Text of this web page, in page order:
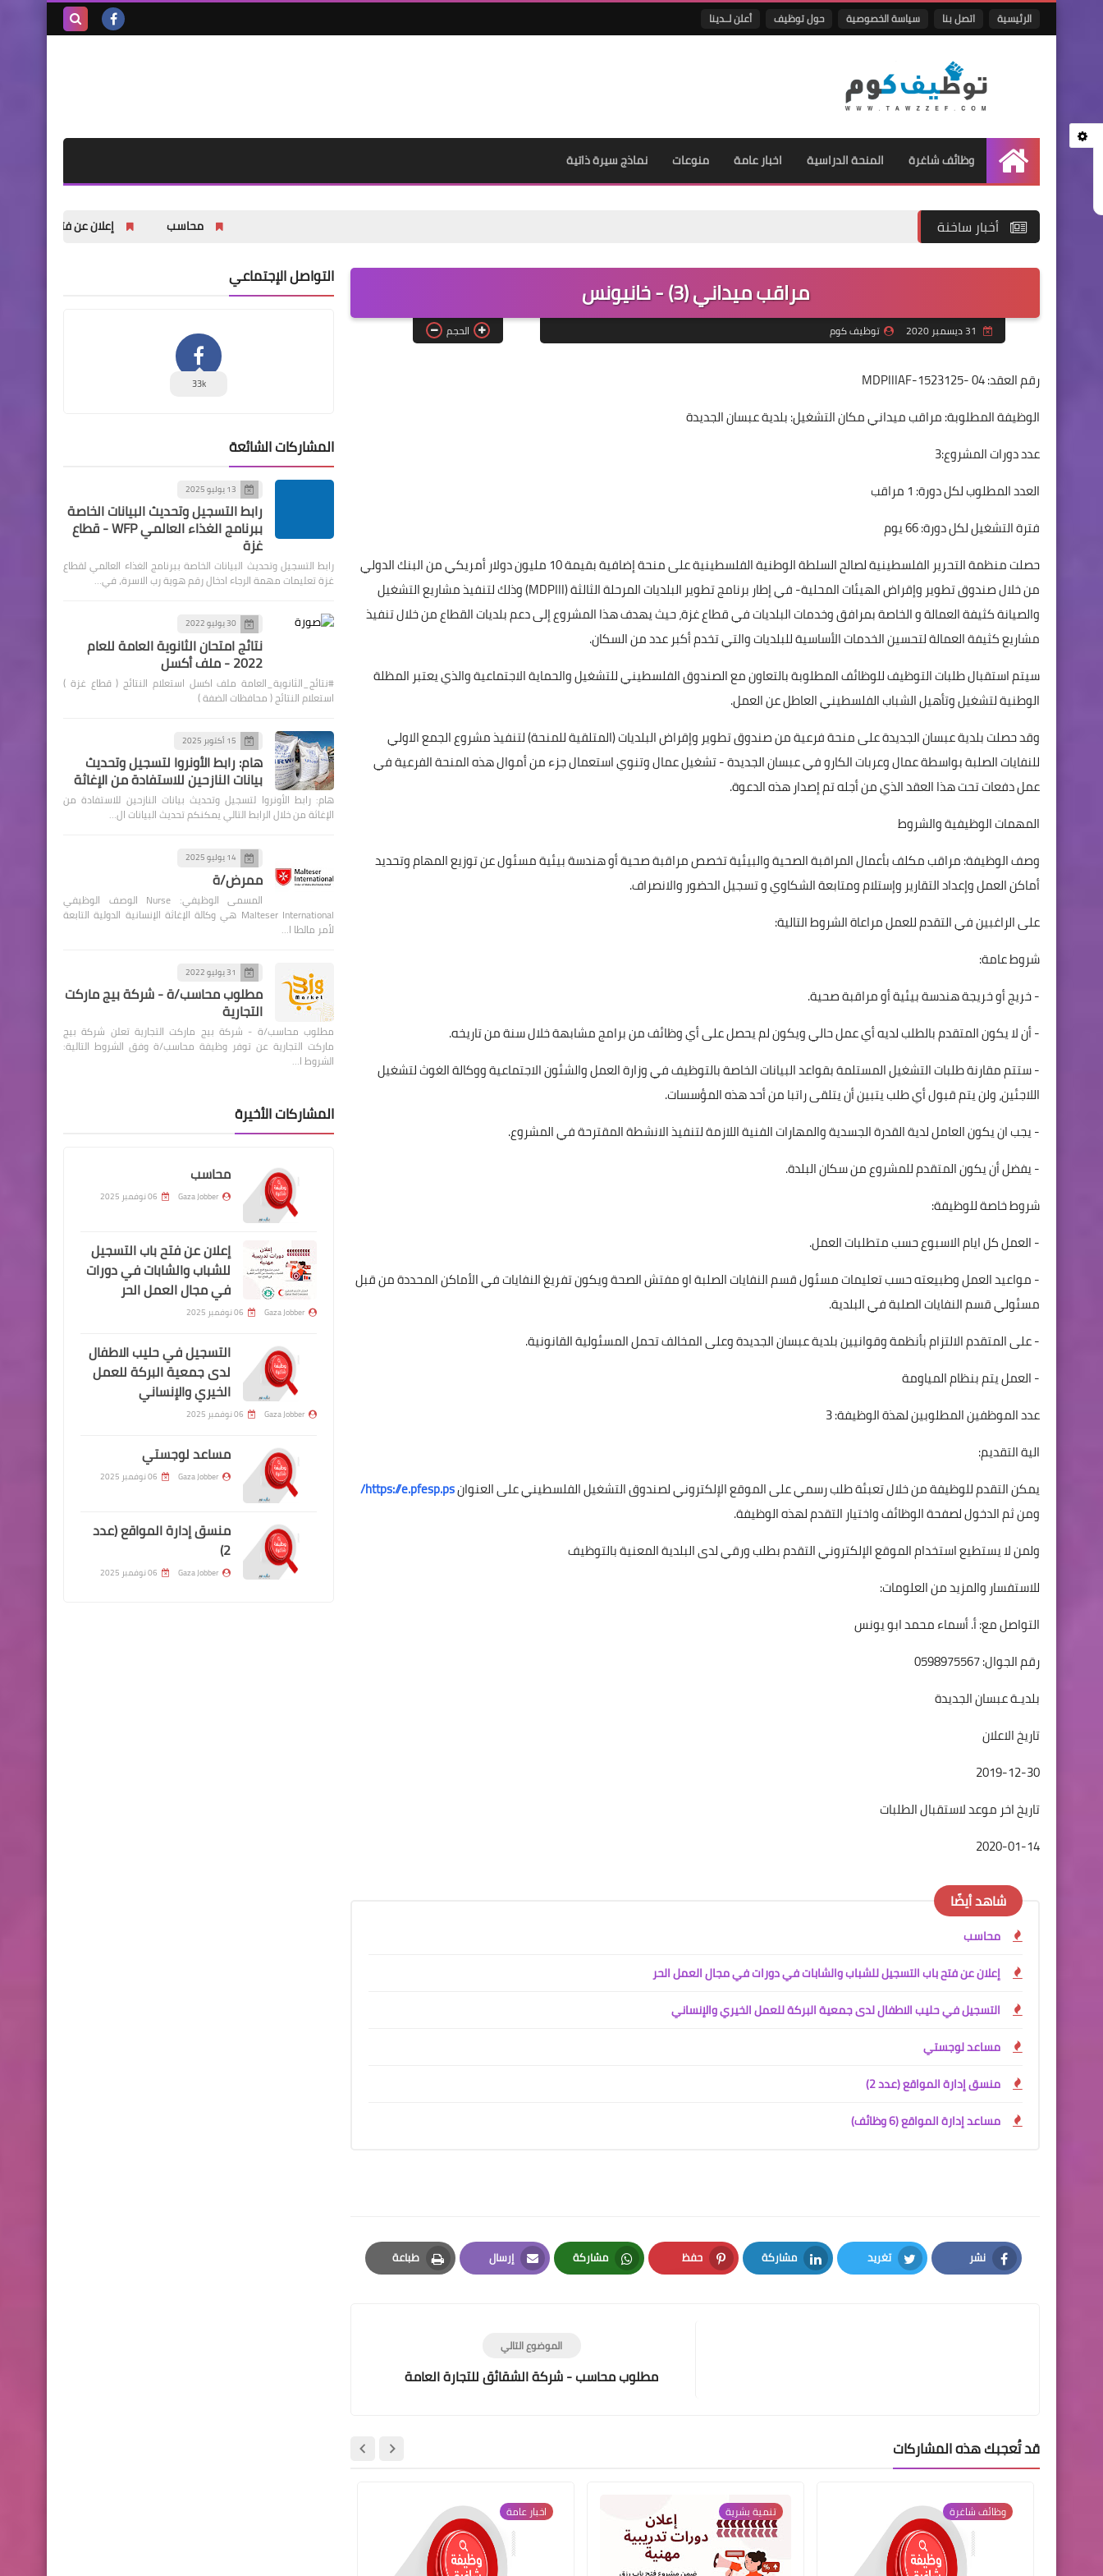
الرئيسية اتصل بنا سياسة الخصوصية حول توظيف أعلن لــدينا
الرئيسية
وظائف شاغرة المنحة الدراسية اخبار عامة منوعات نماذج سيرة ذاتية
أخبار ساخنة إعلان عن فتح باب التسجيل للشباب
مراقب ميداني (3) - خانيونس
توظيف كوم الحجم
رقم العقد: MDPIIIAF-1523125- 04
الوظيفة المطلوبة: مراقب ميداني مكان التشغيل: بلدية عبسان الجديدة
عدد دورات المشروع:3
العدد المطلوب لكل دورة: 1 مراقب
فترة التشغيل لكل دورة: 66 يوم
حصلت منظمة التحرير الفلسطينية لصالح السلطة الوطنية الفلسطينية على منحة إضافية بقيمة 10 مليون دولار أمريكي من البنك الدولي
من خلال صندوق تطوير وإقراض الهيئات المحلية- في إطار برنامج تطوير البلديات المرحلة الثالثة (MDPIII) وذلك لتنفيذ مشاريع التشغيل
والصيانة كثيفة العمالة و الخاصة بمرافق وخدمات البلديات في قطاع غزة، حيث يهدف هذا المشروع إلى دعم بلديات القطاع من خلال تنفيذ
مشاريع كثيفة العمالة لتحسين الخدمات الأساسية للبلديات والتي تخدم أكبر عدد من السكان.
سيتم استقبال طلبات التوظيف للوظائف المطلوبة بالتعاون مع الصندوق الفلسطيني للتشغيل والحماية الاجتماعية والذي يعتبر المظلة
الوطنية لتشغيل وتأهيل الشباب الفلسطيني العاطل عن العمل.
وقد حصلت بلدية عبسان الجديدة على منحة فرعية من صندوق تطوير وإقراض البلديات (المتلقية للمنحة) لتنفيذ مشروع الجمع الاولي
للنفايات الصلبة بواسطة عمال وعربات الكارو في عبسان الجديدة - تشغيل عمال وتنوي استعمال جزء من أموال هذه المنحة الفرعية في
عمل دفعات تحت هذا العقد الذي من أجله تم إصدار هذه الدعوة.
المهمات الوظيفية والشروط
وصف الوظيفة: مراقب مكلف بأعمال المراقبة الصحية والبيئية تخصص مراقبة صحية أو هندسة بيئية مسئول عن توزيع المهام وتحديد
أماكن العمل وإعداد التقارير وإستلام ومتابعة الشكاوي و تسجيل الحضور والانصراف.
على الراغبين في التقدم للعمل مراعاة الشروط التالية:
شروط عامة:
- خريج أو خريجة هندسة بيئية أو مراقبة صحية.
- أن لا يكون المتقدم بالطلب لديه أي عمل حالي ويكون لم يحصل على أي وظائف من برامج مشابهة خلال سنة من تاريخه.
- ستتم مقارنة طلبات التشغيل المستلمة بقواعد البيانات الخاصة بالتوظيف في وزارة العمل والشئون الاجتماعية ووكالة الغوث لتشغيل
اللاجئين، ولن يتم قبول أي طلب يتبين أن يتلقى راتبا من أحد هذه المؤسسات.
- يجب ان يكون العامل لدية القدرة الجسدية والمهارات الفنية اللازمة لتنفيذ الانشطة المقترحة في المشروع.
- يفضل أن يكون المتقدم للمشروع من سكان البلدة.
شروط خاصة للوظيفة:
- العمل كل ايام الاسبوع حسب متطلبات العمل.
- مواعيد العمل وطبيعته حسب تعليمات مسئول قسم النفايات الصلبة او مفتش الصحة ويكون تفريغ النفايات في الأماكن المحددة من قبل
مسئولي قسم النفايات الصلبة في البلدية.
- على المتقدم الالتزام بأنظمة وقوانيين بلدية عبسان الجديدة وعلى المخالف تحمل المسئولية القانونية.
- العمل يتم بنظام المياومة
عدد الموظفين المطلوبين لهذة الوظيفة: 3
الية التقديم:
يمكن التقدم للوظيفة من خلال تعبئة طلب رسمي على الموقع الإلكتروني لصندوق التشغيل الفلسطيني على العنوانhttps://e.pfesp.ps/
ومن ثم الدخول لصفحة الوظائف واختيار التقدم لهذه الوظيفة.
ولمن لا يستطيع استخدام الموقع الإلكتروني التقدم بطلب ورقي لدى البلدية المعنية بالتوظيف
للاستفسار والمزيد من العلومات:
التواصل مع: أ. أسماء محمد ابو يونس
رقم الجوال: 0598975567
بلديـة عبسان الجديدة
تاريخ الاعلان
2019-12-30
تاريخ اخر موعد لاستقبال الطلبات
2020-01-14
شاهد أيضًا
محاسب
إعلان عن فتح باب التسجيل للشباب والشابات في دورات في مجال العمل الحر
التسجيل في حليب الاطفال لدى جمعية البركة للعمل الخيري والإنساني
مساعد لوجستي
منسق إدارة المواقع (عدد 2)
مساعد إدارة المواقع (6 وظائف)
نشر
Facebook
تغريد
Twitter
مشاركة
LinkedIn
حفظ
Pinterest
مشاركة
Whatsapp
إرسال
Email
طباعة
Print
الموضوع التالي
مطلوب محاسب - شركة الشقائق للتجارة العامة
قد تُعجبك هذه المشاركات
وظائف شاغرة تنمية بشرية اخبار عامة
التواصل الإجتماعي
33k
المشاركات الشائعة
13 يوليو 2025
رابط التسجيل وتحديث البيانات الخاصة
ببرنامج الغذاء العالمي WFP - قطاع
غزة
رابط التسجيل وتحديث البيانات الخاصة ببرنامج الغذاء العالمي لقطاع
غزة تعليمات مهمة الرجاء ادخال رقم هوية رب الاسرة، في…
30 يوليو 2022
نتائج امتحان الثانوية العامة للعام
2022 - ملف أكسل
#نتائج_الثانوية_العامة ملف اكسل استعلام النتائج ( قطاع غزة )
استعلام النتائج ( محافظات الضفة )
15 أكتوبر 2025
هام: رابط الأونروا لتسجيل وتحديث
بيانات النازحين للاستفادة من الإغاثة
هام: رابط الأونروا لتسجيل وتحديث بيانات النازحين للاستفادة من
الإغاثة من خلال الرابط التالي يمكنكم تحديث البيانات ال…
14 يوليو 2025
ممرض/ة
المسمى الوظيفي: Nurse الوصف الوظيفي
Malteser International هي وكالة الإغاثة الإنسانية الدولية التابعة
لأمر مالطا ا…
31 يوليو 2022
مطلوب محاسب/ة - شركة بيج ماركت
التجارية
مطلوب محاسب/ة - شركة بيج ماركت التجارية تعلن شركة بيج
ماركت التجارية عن توفر وظيفة محاسب/ة وفق الشروط التالية:
الشروط ا…
المشاركات الأخيرة
محاسب
Gaza Jobber 06 نوفمبر 2025
إعلان عن فتح باب التسجيل
للشباب والشابات في دورات
في مجال العمل الحر
Gaza Jobber 06 نوفمبر 2025
التسجيل في حليب الاطفال
لدى جمعية البركة للعمل
الخيري والإنساني
Gaza Jobber 06 نوفمبر 2025
مساعد لوجستي
Gaza Jobber 06 نوفمبر 2025
منسق إدارة المواقع (عدد
2)
Gaza Jobber 06 نوفمبر 2025